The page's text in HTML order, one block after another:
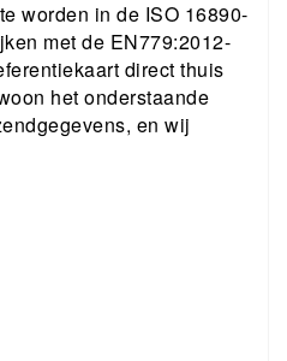
worden in de ISO 16890-
met de EN779:2012-
direct thuis
het onderstaande
en wij